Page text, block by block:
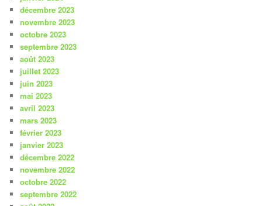
décembre 2023
novembre 2023
octobre 2023
septembre 2023
août 2023
juillet 2023
juin 2023
mai 2023
avril 2023
mars 2023
février 2023
janvier 2023
décembre 2022
novembre 2022
octobre 2022
septembre 2022